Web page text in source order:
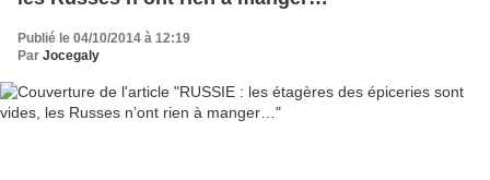
Publié le 04/10/2014 à 12:19
Par Jocegaly